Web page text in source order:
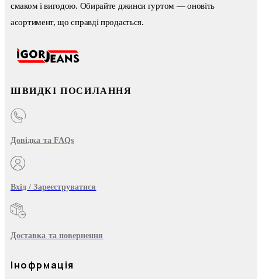
смаком і вигодою. Обирайте джинси гуртом — оновіть
асортимент, що справді продається.
ШВИДКІ ПОСИЛАННЯ
Довідка та FAQs
Вхід / Зареєструватися
Доставка та повернення
Інофрмація